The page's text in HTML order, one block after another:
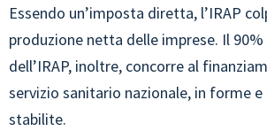
Essendo un’imposta diretta, l’IRAP
produzione netta delle imprese. Il
dell’IRAP, inoltre, concorre al
servizio sanitario nazionale, in forme e
stabilite.